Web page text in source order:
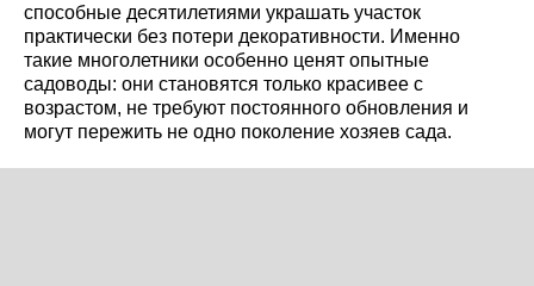
способные десятилетиями украшать участок
практически без потери декоративности. Именно
такие многолетники особенно ценят опытные
садоводы: они становятся только красивее с
возрастом, не требуют постоянного обновления и
могут пережить не одно поколение хозяев сада.